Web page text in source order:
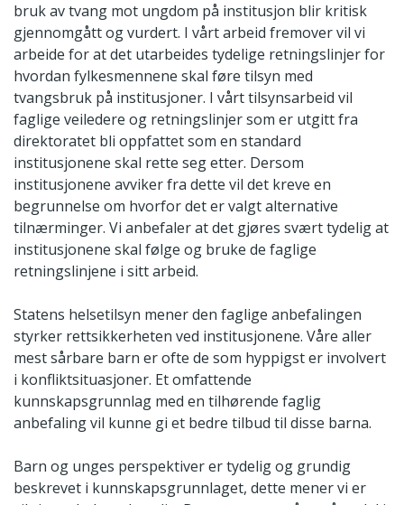
bruk av tvang mot ungdom på institusjon blir kritisk
gjennomgått og vurdert. I vårt arbeid fremover vil vi
arbeide for at det utarbeides tydelige retningslinjer for
hvordan fylkesmennene skal føre tilsyn med
tvangsbruk på institusjoner. I vårt tilsynsarbeid vil
faglige veiledere og retningslinjer som er utgitt fra
direktoratet bli oppfattet som en standard
institusjonene skal rette seg etter. Dersom
institusjonene avviker fra dette vil det kreve en
begrunnelse om hvorfor det er valgt alternative
tilnærminger. Vi anbefaler at det gjøres svært tydelig at
institusjonene skal følge og bruke de faglige
retningslinjene i sitt arbeid.
Statens helsetilsyn mener den faglige anbefalingen
styrker rettsikkerheten ved institusjonene. Våre aller
mest sårbare barn er ofte de som hyppigst er involvert
i konfliktsituasjoner. Et omfattende
kunnskapsgrunnlag med en tilhørende faglig
anbefaling vil kunne gi et bedre tilbud til disse barna.
Barn og unges perspektiver er tydelig og grundig
beskrevet i kunnskapsgrunnlaget, dette mener vi er